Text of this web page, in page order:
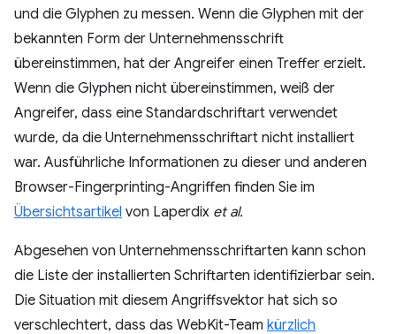
und die Glyphen zu messen. Wenn die Glyphen mit der
bekannten Form der Unternehmensschrift
übereinstimmen, hat der Angreifer einen Treffer erzielt.
Wenn die Glyphen nicht übereinstimmen, weiß der
Angreifer, dass eine Standardschriftart verwendet
wurde, da die Unternehmensschriftart nicht installiert
war. Ausführliche Informationen zu dieser und anderen
Browser-Fingerprinting-Angriffen finden Sie im
Übersichtsartikel von Laperdix et al.
Abgesehen von Unternehmensschriftarten kann schon
die Liste der installierten Schriftarten identifizierbar sein.
Die Situation mit diesem Angriffsvektor hat sich so
verschlechtert, dass das WebKit-Team kürzlich